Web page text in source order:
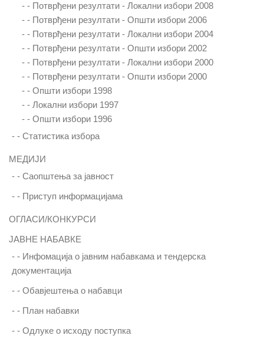
- - Потврђени резултати - Локални избори 2008
- - Потврђени резултати - Општи избори 2006
- - Потврђени резултати - Локални избори 2004
- - Потврђени резултати - Општи избори 2002
- - Потврђени резултати - Локални избори 2000
- - Потврђени резултати - Општи избори 2000
- - Општи избори 1998
- - Локални избори 1997
- - Општи избори 1996
- - Статистика избора
МЕДИЈИ
- - Саопштења за јавност
- - Приступ информацијама
ОГЛАСИ/КОНКУРСИ
ЈАВНЕ НАБАВКЕ
- - Инфомација о јавним набавкама и тендерска
документација
- - Обавјештења о набавци
- - План набавки
- - Одлуке о исходу поступка